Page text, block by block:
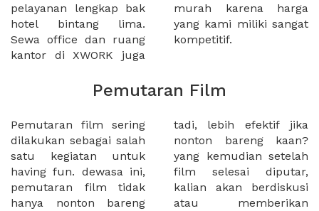
pelayanan lengkap bak
hotel bintang lima.
Sewa office dan ruang
kantor di XWORK juga
murah karena harga
yang kami miliki sangat
kompetitif.
Pemutaran Film
Pemutaran film sering
dilakukan sebagai salah
satu kegiatan untuk
having fun. dewasa ini,
pemutaran film tidak
hanya nonton bareng
tadi, lebih efektif jika
nonton bareng kaan?
yang kemudian setelah
film selesai diputar,
kalian akan berdiskusi
atau memberikan